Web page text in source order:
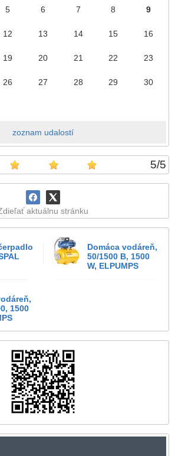
5 6 7 8 9
12 13 14 15 16
19 20 21 22 23
26 27 28 29 30
zoznam udalostí
5/5
aktuálnu stránku
Domáca vodáreň,
50/1500 B, 1500
W, ELPUMPS
1500